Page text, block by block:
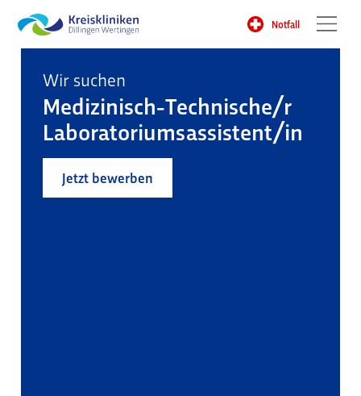
Notfall
Wir suchen
Medizinisch-Technische/r
Laboratoriumsassistent/in
Jetzt bewerben